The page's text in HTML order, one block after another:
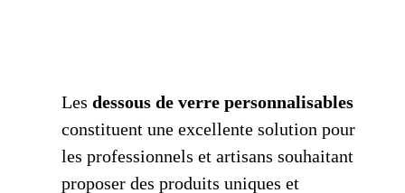
Les dessous de verre personnalisables
constituent une excellente solution pour
les professionnels et artisans souhaitant
proposer des produits uniques et